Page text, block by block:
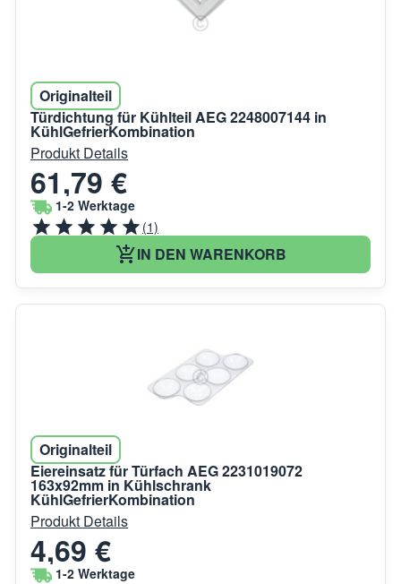
Originalteil
Türdichtung für Kühlteil AEG 2248007144 in
KühlGefrierKombination
Produkt Details
61,79 €
1-2 Werktage
(1)
IN DEN WARENKORB
Originalteil
Eiereinsatz für Türfach AEG 2231019072
163x92mm in Kühlschrank
KühlGefrierKombination
Produkt Details
4,69 €
1-2 Werktage